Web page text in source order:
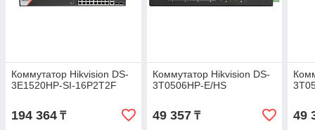
Коммутатор Hikvision DS-
3E1520HP-SI-16P2T2F
194 364 ₸
Коммутатор Hikvision DS-
3T0506HP-E/HS
49 357₸ 49